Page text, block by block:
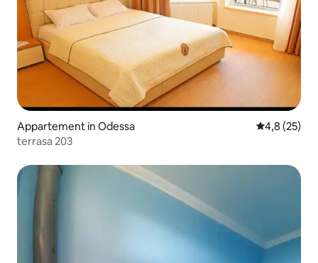
Appartement in Odessa
4,8 (25)
terrasa 203